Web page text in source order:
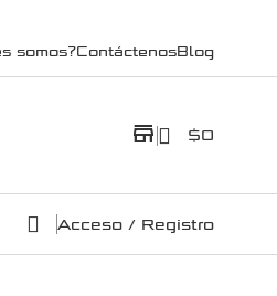
somos?ContáctenosBlog
store $0
Acceso / Registro